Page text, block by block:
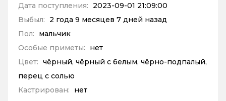
Дата поступления:
2023-09-01 21:09:00
Выбыл:
2 года 9 месяцев 7 дней назад
Пол:
мальчик
Особые приметы:
нет
Цвет: чёрный, чёрный с белым, чёрно-подпалый,
перец с солью
Кастрирован:
нет